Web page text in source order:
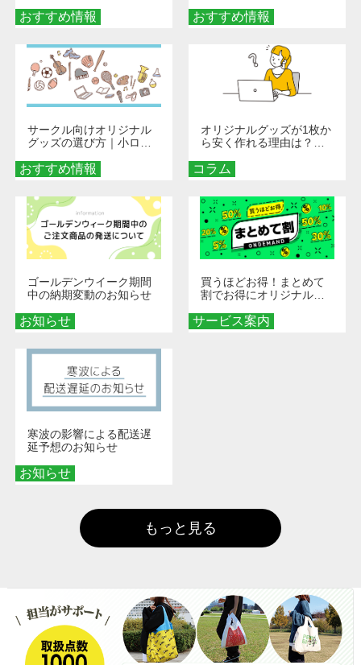
おすすめ情報
くなる巾着＆ポーチ活用
術
おすすめ情報
秘訣
おすすめ情報
サークル向けオリジナル
グッズの選び方｜小ロッ
める秘訣
コラム
オリジナルグッズが1枚か
ら安く作れる理由は？オ
とメリットを解説
お知らせ
ゴールデンウイーク期間
中の納期変動のお知らせ
サービス案内
買うほどお得！まとめて
割でお得にオリジナルグ
お知らせ
寒波の影響による配送遅
延予想のお知らせ
もっと見る